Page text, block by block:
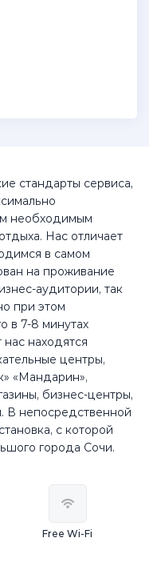
стандарты сервиса,
необходимым
Нас отличает
в самом
на проживание
аудитории, так
при этом
в 7-8 минутах
находятся
центры,
«Мандарин»,
бизнес-центры,
В непосредственной
с которой
города Сочи.
Free Wi-Fi